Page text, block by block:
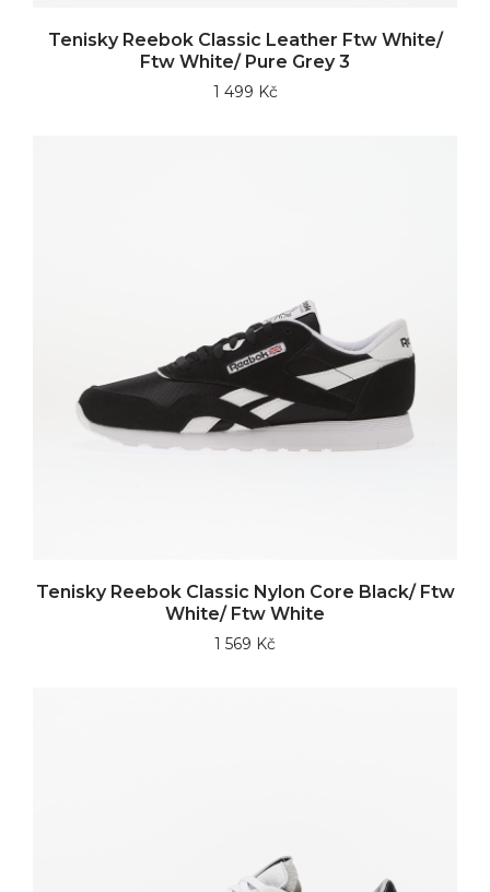
Tenisky Reebok Classic Leather Ftw White/
Ftw White/ Pure Grey 3
1 499 Kč
Tenisky Reebok Classic Nylon Core Black/ Ftw
White/ Ftw White
1 569 Kč